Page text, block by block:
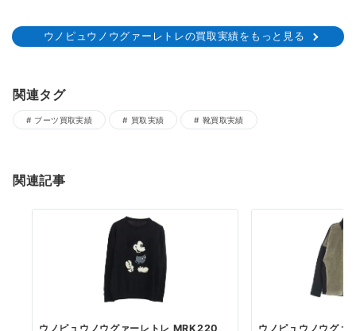
ウノピュウノウグァーレトレの買取実績をもっと見る
関連タグ
ブーツ買取実績 買取実績 靴買取実績
関連記事
ウノピュウノウグァーレトレ MRK220
ウノピュウノウグ